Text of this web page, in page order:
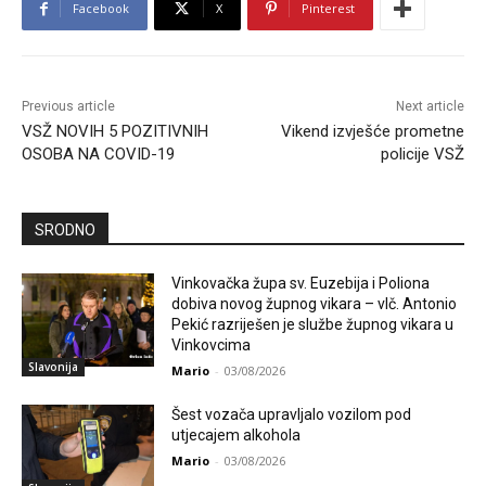
Facebook X Pinterest
Previous article
VSŽ NOVIH 5 POZITIVNIH
OSOBA NA COVID-19
Next article
Vikend izvješće prometne
policije VSŽ
SRODNO
Slavonija
Vinkovačka župa sv. Euzebija i Poliona
dobiva novog župnog vikara – vlč. Antonio
Pekić razriješen je službe župnog vikara u
Vinkovcima
Mario - 03/08/2026
Šest vozača upravljalo vozilom pod
utjecajem alkohola
Mario - 03/08/2026